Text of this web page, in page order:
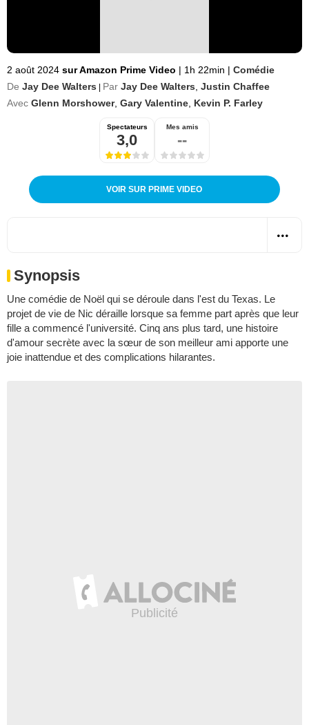
2 août 2024 sur Amazon Prime Video | 1h 22min | Comédie
De Jay Dee Walters Par Jay Dee Walters Justin Chaffee
Avec Glenn Morshower, Gary Valentine Kevin P. Farley
Spectateurs
3,0
Mes amis
--
VOIR SUR PRIME VIDEO
Synopsis
Une comédie de Noël qui se déroule dans l'est du Texas. Le
projet de vie de Nic déraille lorsque sa femme part après que leur
fille a commencé l'université. Cinq ans plus tard, une histoire
d'amour secrète avec la sœur de son meilleur ami apporte une
joie inattendue et des complications hilarantes.